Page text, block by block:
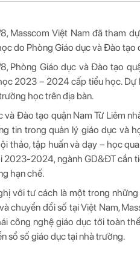
Masscom Việt Nam đã tham
do Phòng Giáo dục và Đào tạo
Phòng Giáo dục và Đào tạo
2023 – 2024 cấp tiểu học. Dự
học trên địa bàn.
và Đào tạo quận Nam Từ Liêm
tin trong quản lý giáo dục và
thảo, tập huấn và dạy – học
2023-2024, ngành GD&ĐT cần
hạn chế.
với tư cách là một trong
chuyển đổi số tại Việt Nam,
công nghệ giáo dục tới toàn
sổ số giáo dục tại nhà trường.